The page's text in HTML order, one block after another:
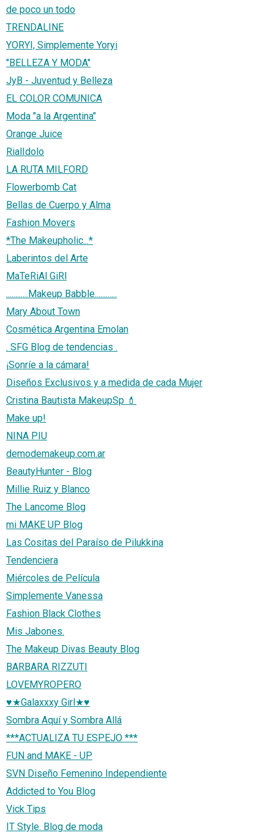
de poco un todo
TRENDALINE
YORYI, Simplemente Yoryi
"BELLEZA Y MODA"
JyB - Juventud y Belleza
EL COLOR COMUNICA
Moda "a la Argentina"
Orange Juice
RialIdolo
LA RUTA MILFORD
Flowerbomb Cat
Bellas de Cuerpo y Alma
Fashion Movers
*The Makeupholic...*
Laberintos del Arte
MaTeRiAl GiRl
............Makeup Babble............
Mary About Town
Cosmética Argentina Emolan
. SFG Blog de tendencias .
¡Sonríe a la cámara!
Diseños Exclusivos y a medida de cada Mujer
Cristina Bautista MakeupSp 💄
Make up!
NINA PIU
demodemakeup.com.ar
BeautyHunter - Blog
Millie Ruiz y Blanco
The Lancome Blog
mi MAKE UP Blog
Las Cositas del Paraíso de Pilukkina
Tendenciera
Miércoles de Película
Simplemente Vanessa
Fashion Black Clothes
Mis Jabones.
The Makeup Divas Beauty Blog
BARBARA RIZZUTI
LOVEMYROPERO
♥★Galaxxxy Girl★♥
Sombra Aquí y Sombra Allá
***ACTUALIZA TU ESPEJO ***
FUN and MAKE - UP
SVN Diseño Femenino Independiente
Addicted to You Blog
Vick Tips
IT Style. Blog de moda